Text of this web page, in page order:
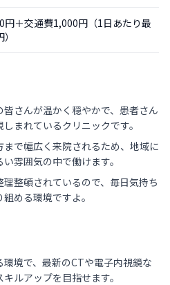
円＋交通費1,000円（1日あたり最
さんが温かく穏やかで、患者さん
まれているクリニックです。
で幅広く来院されるため、地域に
雰囲気の中で働けます。
整頓されているので、毎日気持ち
める環境ですよ。
境で、最新のCTや電子内視鏡な
ルアップを目指せます。